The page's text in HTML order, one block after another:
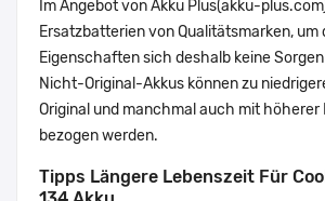
Im Angebot von Akku Plus(akku-
Ersatzbatterien von Qualitätsmarken,
Eigenschaften sich deshalb keine
Nicht-Original-Akkus können zu
Original und manchmal auch mit höherer
bezogen werden.
Tipps Längere Lebenszeit Für